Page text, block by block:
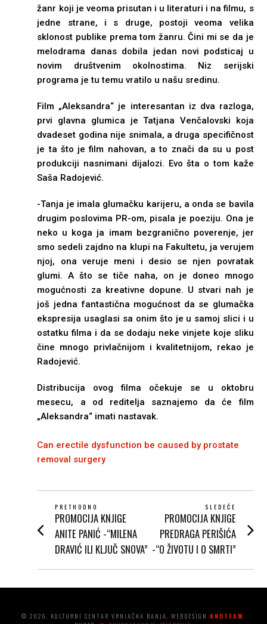
žanr koji je veoma prisutan i u literaturi i na filmu, s
jedne strane, i s druge, postoji veoma velika
sklonost publike prema tom žanru. Čini mi se da je
melodrama danas dobila jedan novi podsticaj u
novim društvenim okolnostima. Niz serijski
programa je tu temu vratilo u našu sredinu.
Film „Aleksandra“ je interesantan iz dva razloga,
prvi glavna glumica je Tatjana Venčalovski koja
dvadeset godina nije snimala, a druga specifičnost
je ta što je film nahovan, a to znači da su u post
produkciji nasnimani dijalozi. Evo šta o tom kaže
Saša Radojević.
-Tanja je imala glumačku karijeru, a onda se bavila
drugim poslovima PR-om, pisala je poeziju. Ona je
neko u koga ja imam bezgranično poverenje, jer
smo sedeli zajdno na klupi na Fakultetu, ja verujem
njoj, ona veruje meni i desio se njen povratak
glumi. A što se tiče naha, on je doneo mnogo
mogućnosti za kreativne dopune. U stvari nah je
još jedna fantastična mogućnost da se glumačka
ekspresija usaglasi sa onim što je u samoj slici i u
ostatku filma i da se dodaju neke vinjete koje sliku
čine mnogo privlačnijom i kvalitetnijom, rekao je
Radojević.
Distribucija ovog filma očekuje se u oktobru
mesecu, a od reditelja saznajemo da će film
„Aleksandra“ imati nastavak.
Can erectile dysfunction be caused by prostate
removal surgery
POST
NAVIGATION
PRETHODNO
Prethodni
post:
PROMOCIJA KNJIGE
ANITE PANIĆ -“MILENA
DRAVIĆ ILI KLJUČ SNOVA”
SLEDEĆE
post:
PROMOCIJA KNJIGE
PREDRAGA PERIŠIĆA
-“O ŽIVOTU I O SMRTI”
© 2026. KULTURNI CENTAR VRNJAČKA BANJA. WEBDESIGN ANDTEAM